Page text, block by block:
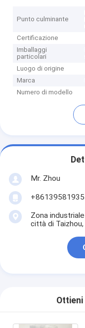
Punto culminante
Certificazione
Imballaggi
particolari
Luogo di origine
Marca
Numero di modello
Mr. Zhou
Zona industriale
città di Taizhou,
Ottieni